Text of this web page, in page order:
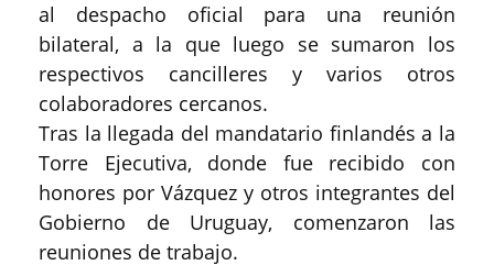
al despacho oficial para una reunión
bilateral, a la que luego se sumaron los
respectivos cancilleres y varios otros
colaboradores cercanos.
Tras la llegada del mandatario finlandés a la
Torre Ejecutiva, donde fue recibido con
honores por Vázquez y otros integrantes del
Gobierno de Uruguay, comenzaron las
reuniones de trabajo.